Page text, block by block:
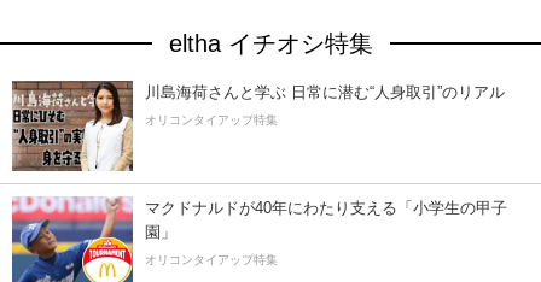
eltha イチオシ特集
川島海荷さんと学ぶ 日常に潜む“人身取引”のリアル
オリコンタイアップ特集
マクドナルドが40年にわたり支える「小学生の甲子
園」
オリコンタイアップ特集